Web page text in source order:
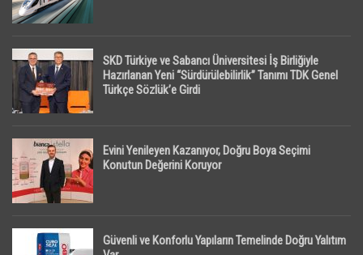
SKD Türkiye ve Sabancı Üniversitesi İş Birliğiyle
Hazırlanan Yeni “Sürdürülebilirlik” Tanımı TDK Genel
Türkçe Sözlük’e Girdi
Evini Yenileyen Kazanıyor, Doğru Boya Seçimi
Konutun Değerini Koruyor
Güvenli ve Konforlu Yapıların Temelinde Doğru Yalıtım